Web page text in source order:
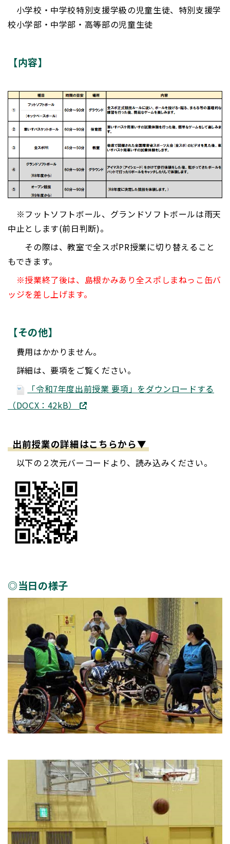
小学校・中学校特別支援学級の児童生徒、特別支援学
校小学部・中学部・高等部の児童生徒
【内容】
※フットソフトボール、グランドソフトボールは雨天
中止とします(前日判断)。
その際は、教室で全スポPR授業に切り替えること
もできます。
※授業終了後は、島根かみあり全スポしまねっこ缶バ
ッジを差し上げます。
【その他】
費用はかかりません。
詳細は、要項をご覧ください。
「令和7年度出前授業 要項」をダウンロードする
（DOCX：42kB）
出前授業の詳細はこちらから▼
以下の２次元バーコードより、読み込みください。
◎当日の様子